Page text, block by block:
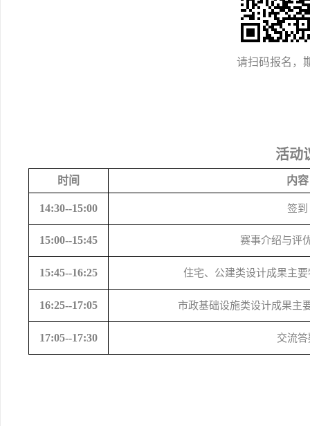
请扫码报名，
活动
时间 内容
14:30--15:00 签到
15:00--15:45 赛事介绍与评
15:45--16:25 住宅、公建类设计成果主
16:25--17:05 市政基础设施类设计成果主
17:05--17:30 交流答